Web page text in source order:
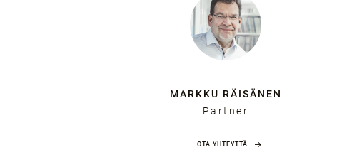
MARKKU RÄISÄNEN
Partner
OTA YHTEYTTÄ